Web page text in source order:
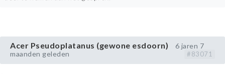
Acer Pseudoplatanus (gewone esdoorn)
6 jaren 7
maanden geleden
#83071